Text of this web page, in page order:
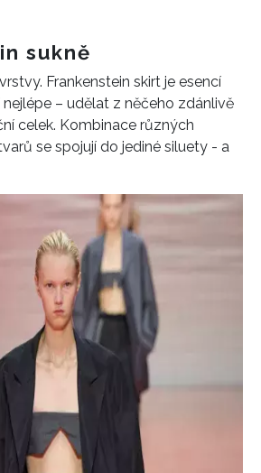
sukně
Frankenstein skirt je esencí
– udělat z něčeho zdánlivě
celek. Kombinace různých
se spojují do jediné siluety - a